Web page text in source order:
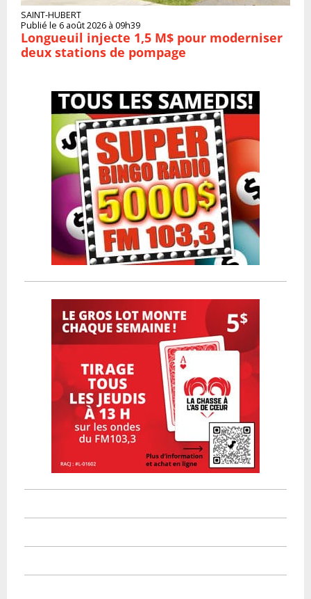
SAINT-HUBERT
Publié le 6 août 2026 à 09h39
Longueuil injecte 1,5 M$ pour moderniser
deux stations de pompage